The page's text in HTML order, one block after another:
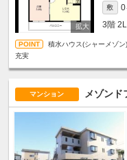
敷 0
3階
積水ハウス(シャーメゾ
充実
マンション メゾンド